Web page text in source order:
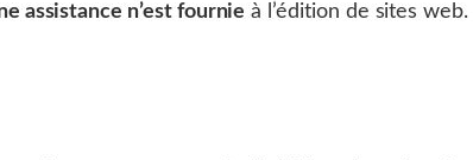
assistance n’est fournie à l’édition de sites web.